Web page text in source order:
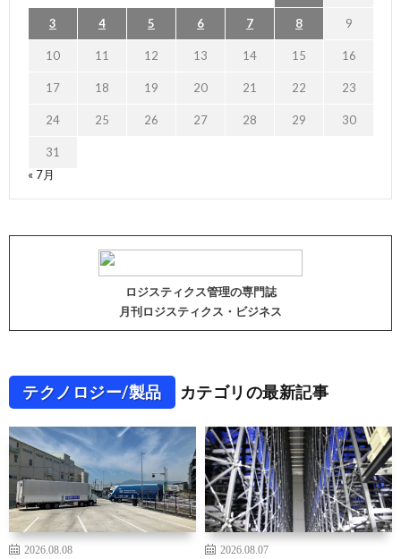
3 4 5 6 7 8 9
10 11 12 13 14 15 16
17 18 19 20 21 22 23
24 25 26 27 28 29 30
31
« 7月
ロジスティクス管理の専門誌
月刊ロジスティクス・ビジネス
テクノロジー/製品 カテゴリの最新記事
2026.08.08
2026.08.07